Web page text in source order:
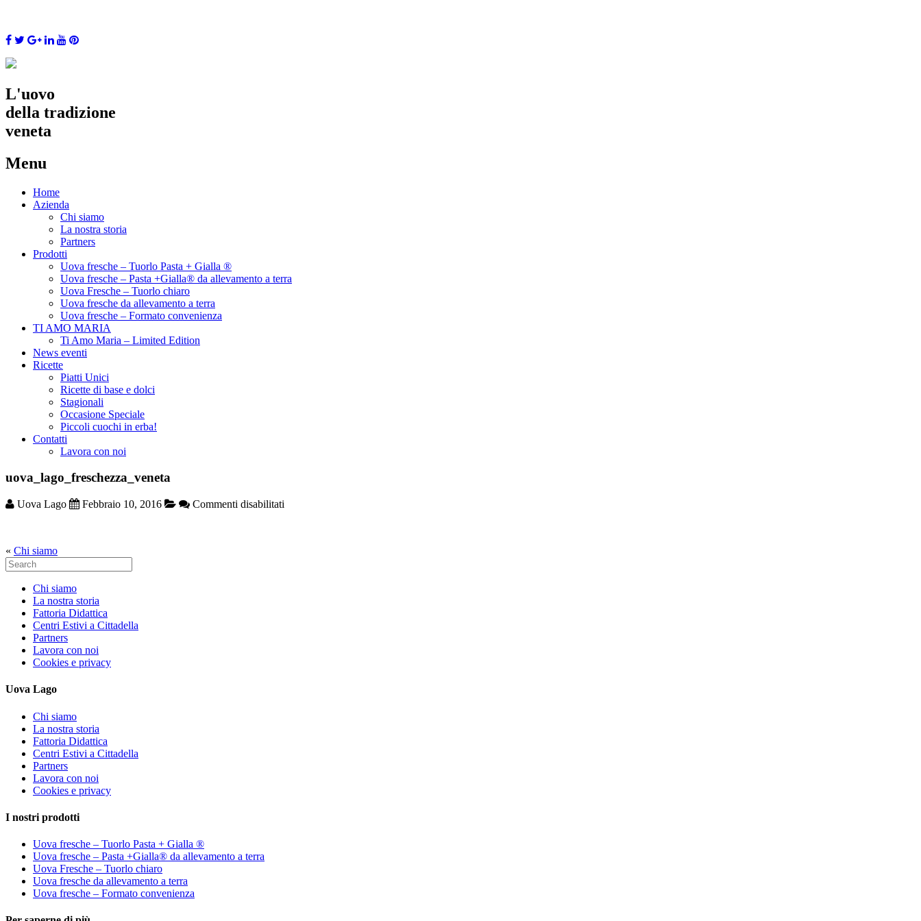
L'uovo
della tradizione
veneta
Menu
Skip
Home
Azienda
Chi siamo
La nostra storia
Partners
Prodotti
Uova fresche – Tuorlo Pasta + Gialla ®
Uova fresche – Pasta +Gialla® da allevamento a terra
Uova Fresche – Tuorlo chiaro
Uova fresche da allevamento a terra
Uova fresche – Formato convenienza
TI AMO MARIA
Ti Amo Maria – Limited Edition
News eventi
Ricette
Piatti Unici
Ricette di base e dolci
Stagionali
Occasione Speciale
Piccoli cuochi in erba!
Contatti
Lavora con noi
uova_lago_freschezza_veneta
Uova Lago Febbraio 10, 2016 Commenti disabilitati
« Chi siamo
Search
for:
Chi siamo
La nostra storia
Fattoria Didattica
Centri Estivi a Cittadella
Partners
Lavora con noi
Cookies e privacy
Uova Lago
Chi siamo
La nostra storia
Fattoria Didattica
Centri Estivi a Cittadella
Partners
Lavora con noi
Cookies e privacy
I nostri prodotti
Uova fresche – Tuorlo Pasta + Gialla ®
Uova fresche – Pasta +Gialla® da allevamento a terra
Uova Fresche – Tuorlo chiaro
Uova fresche da allevamento a terra
Uova fresche – Formato convenienza